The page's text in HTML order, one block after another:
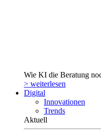
Wie KI die Beratung
> weiterlesen
Digital
Innovationen
Trends
Aktuell